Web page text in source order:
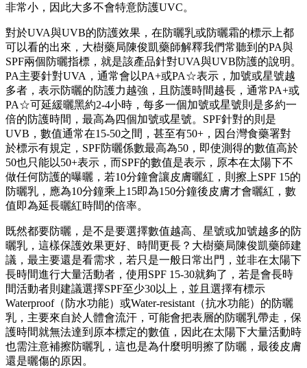
非常小，因此大多不會特意防護UVC。
對於UVA與UVB的防護效果，在防曬乳或防曬霜的標示上都
可以看的出來，大樹藥局陳俊凱藥師解釋我們常聽到的PA與
SPF兩個防曬指標，就是該產品針對UVA與UVB防護的說明。
PA主要針對UVA，通常會以PA+或PA☆表示，加號或星號越
多者，表示防曬的防護力越強，且防護時間越長，通常PA+或
PA☆可延緩曬黑約2-4小時，每多一個加號或星號則是多約一
倍的防護時間，最高為四個加號或星號。SPF針對的則是
UVB，數值通常在15-50之間，甚至有50+，因台灣食藥署對
於標示有規定，SPF防曬係數最高為50，即使測得的數值高於
50也只能以50+表示，而SPF的數值是表示，原本在太陽下不
做任何防護的曝曬，若10分鐘會讓皮膚曬紅，則擦上SPF 15的
防曬乳，應為10分鐘乘上15即為150分鐘後皮膚才會曬紅，數
值即為延長曬紅時間的倍率。
既然都要防曬，是不是要選擇數值越高、星號或加號越多的防
曬乳，這樣保護效果更好、時間更長？大樹藥局陳俊凱藥師建
議，最主要還是看需求，若只是一般日常出門，並非在太陽下
長時間進行大量活動者，使用SPF 15-30就夠了，若是會長時
間活動者則建議選擇SPF至少30以上，並且選擇有標示
Waterproof（防水功能）或Water-resistant（抗水功能）的防曬
乳，主要來自於人體會流汗，可能會把表層的防曬乳帶走，保
護時間就無法達到原本標定的數值，因此在太陽下大量活動時
也需注意補擦防曬乳，這也是為什麼明明擦了防曬，最後皮膚
還是曬傷的原因。